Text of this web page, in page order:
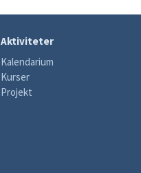
Aktiviteter
Kalendarium
Kurser
Projekt